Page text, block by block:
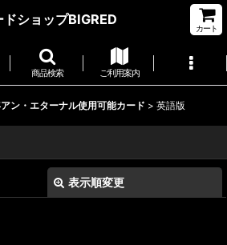
ドショップBIGRED
カート
商品検索 ご利用案内
ン・エターナル使用可能カード > 英語版
表示順変更